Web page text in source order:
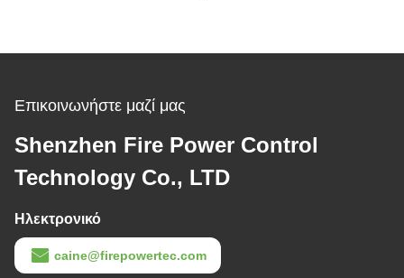
Επικοινωνήστε μαζί μας
Shenzhen Fire Power Control
Technology Co., LTD
Ηλεκτρονικό
caine@firepowertec.com